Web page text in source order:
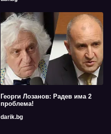
Георги Лозанов: Радев има 2
проблема!
darik.bg